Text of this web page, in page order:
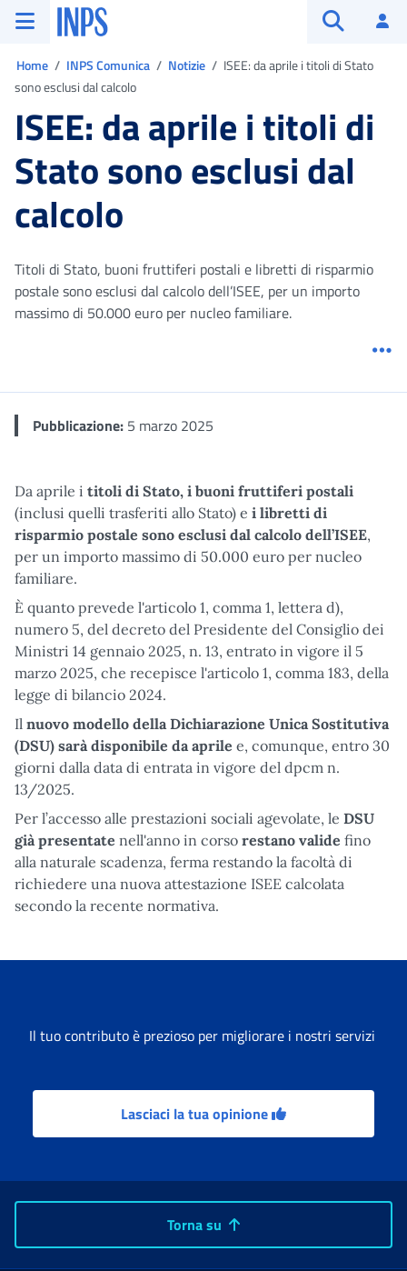
Vai al menu principale
Vai al contenuto principale
Vai al pie' di pagina
INPS ()
Home INPS Comunica Notizie
ISEE: da aprile i titoli di Stato
sono esclusi dal calcolo
ISEE: da aprile i titoli di
Stato sono esclusi dal
calcolo
Titoli di Stato, buoni fruttiferi postali e libretti di risparmio
postale sono esclusi dal calcolo dell’ISEE, per un importo
massimo di 50.000 euro per nucleo familiare.
Pubblicazione: 5 marzo 2025
Da aprile i titoli di Stato, i buoni fruttiferi postali
(inclusi quelli trasferiti allo Stato) e i libretti di
risparmio postale sono esclusi dal calcolo dell’ISEE,
per un importo massimo di 50.000 euro per nucleo
familiare.
È quanto prevede l'articolo 1, comma 1, lettera d),
numero 5, del decreto del Presidente del Consiglio dei
Ministri 14 gennaio 2025, n. 13, entrato in vigore il 5
marzo 2025, che recepisce l'articolo 1, comma 183, della
legge di bilancio 2024.
Il nuovo modello della Dichiarazione Unica Sostitutiva
(DSU) sarà disponibile da aprile e, comunque, entro 30
giorni dalla data di entrata in vigore del dpcm n.
13/2025.
Per l’accesso alle prestazioni sociali agevolate, le DSU
già presentate nell'anno in corso restano valide fino
alla naturale scadenza, ferma restando la facoltà di
richiedere una nuova attestazione ISEE calcolata
secondo la recente normativa.
Il tuo contributo è prezioso per migliorare i nostri servizi
Lasciaci la tua opinione
Torna su